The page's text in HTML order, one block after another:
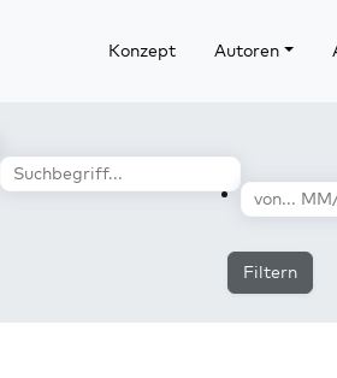
Konzept Autoren
Filtern